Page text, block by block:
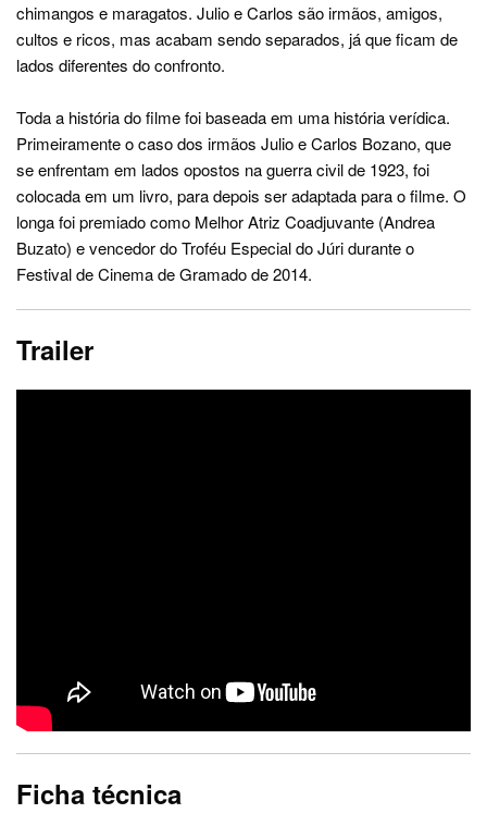
chimangos e maragatos. Julio e Carlos são irmãos, amigos,
cultos e ricos, mas acabam sendo separados, já que ficam de
lados diferentes do confronto.
Toda a história do filme foi baseada em uma história verídica.
Primeiramente o caso dos irmãos Julio e Carlos Bozano, que
se enfrentam em lados opostos na guerra civil de 1923, foi
colocada em um livro, para depois ser adaptada para o filme. O
longa foi premiado como Melhor Atriz Coadjuvante (Andrea
Buzato) e vencedor do Troféu Especial do Júri durante o
Festival de Cinema de Gramado de 2014.
Trailer
Ficha técnica